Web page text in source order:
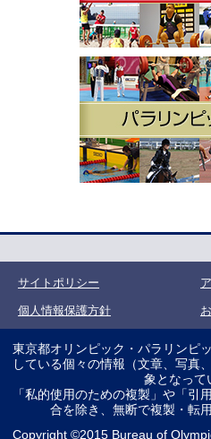
サイトポリシー
個人情報保護方針
東京都オリンピック・パラリンピ
している個々の情報（文章、写真
象となって
「私的使用のための複製」や「引
合を除き、無断で複製・転
Copyright ©2015 Bureau of